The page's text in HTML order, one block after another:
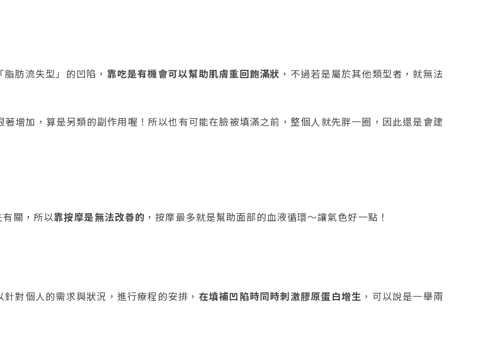
肪流失型」的凹陷， 靠吃是有機會可以幫助肌膚重回飽滿狀 ，不過若是屬於其他類型者，就無法
增加，算是另類的副作用喔！所以也有可能在臉被填滿之前，整個人就先胖一圈，因此還是會建
關，所以靠按摩是無法改善的 ，按摩最多就是幫助面部的血液循環～讓氣色好一點！
對個人的需求與狀況，進行療程的安排， 在填補凹陷時同時刺激膠原蛋白增生 ，可以說是一舉兩